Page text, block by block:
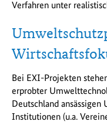
Verfahren unter
Bei EXI-Projekten
erprobter
Deutschland
Institutionen (u.a.